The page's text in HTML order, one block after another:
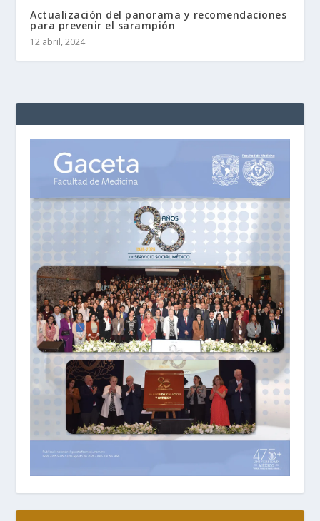
Actualización del panorama y recomendaciones
para prevenir el sarampión
12 abril, 2024